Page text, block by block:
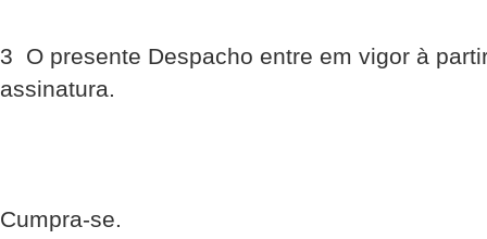
3  O presente Despacho entre em vigor à
assinatura.
Cumpra-se.